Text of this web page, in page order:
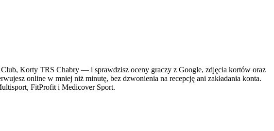
Korty TRS Chabry — i sprawdzisz oceny graczy z Google, zdjęcia kortów oraz
online w mniej niż minutę, bez dzwonienia na recepcję ani zakładania konta.
FitProfit i Medicover Sport.